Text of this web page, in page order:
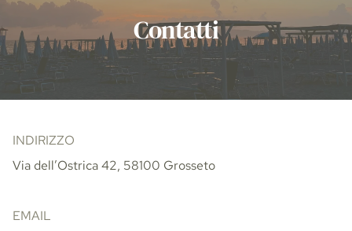
Contatti
INDIRIZZO
Via dell’Ostrica 42, 58100 Grosseto
EMAIL